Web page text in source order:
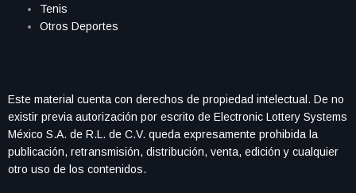
Tenis
Otros Deportes
Este material cuenta con derechos de propiedad intelectual. De no
existir previa autorización por escrito de Electronic Lottery Systems
México S.A. de R.L. de C.V. queda expresamente prohibida la
publicación, retransmisión, distribución, venta, edición y cualquier
otro uso de los contenidos.